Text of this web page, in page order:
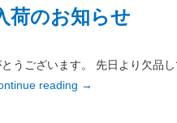
荷のお知らせ
うございます。 先日より欠品
reading →